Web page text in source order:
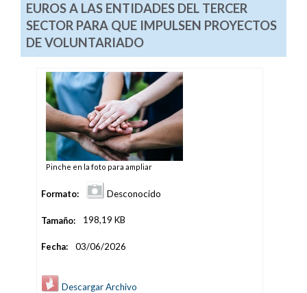
EUROS A LAS ENTIDADES DEL TERCER
SECTOR PARA QUE IMPULSEN PROYECTOS
DE VOLUNTARIADO
Pinche en la foto para ampliar
Formato: Desconocido
Tamaño: 198,19 KB
Fecha: 03/06/2026
Descargar Archivo